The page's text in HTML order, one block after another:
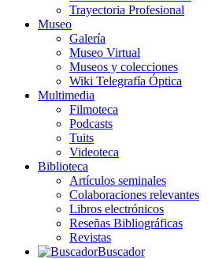
Trayectoria Profesional
Museo
Galería
Museo Virtual
Museos y colecciones
Wiki Telegrafía Óptica
Multimedia
Filmoteca
Podcasts
Tuits
Videoteca
Biblioteca
Artículos seminales
Colaboraciones relevantes
Libros electrónicos
Reseñas Bibliográficas
Revistas
Buscador